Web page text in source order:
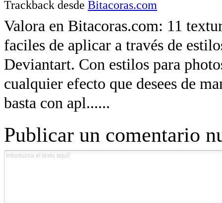
Trackback desde Bitacoras.com
Valora en Bitacoras.com: 11
faciles de aplicar a través de
Deviantart. Con estilos para
cualquier efecto que desees de
basta con apl......
Publicar un comentario